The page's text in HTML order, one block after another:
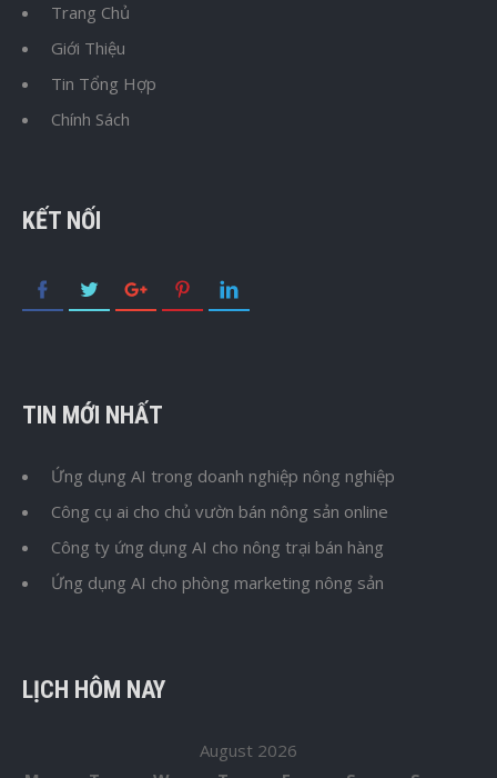
Trang Chủ
Giới Thiệu
Tin Tổng Hợp
Chính Sách
KẾT NỐI
TIN MỚI NHẤT
Ứng dụng AI trong doanh nghiệp nông nghiệp
Công cụ ai cho chủ vườn bán nông sản online
Công ty ứng dụng AI cho nông trại bán hàng
Ứng dụng AI cho phòng marketing nông sản
LỊCH HÔM NAY
August 2026